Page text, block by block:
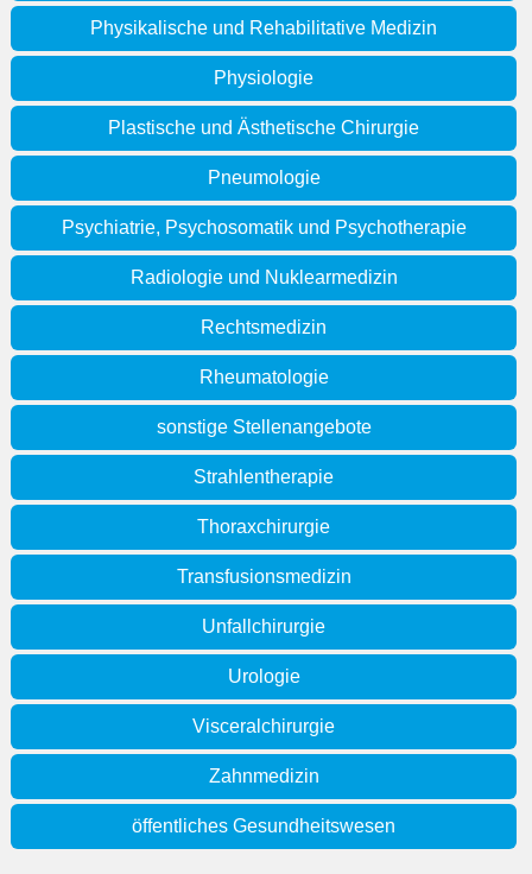
Physikalische und Rehabilitative Medizin
Physiologie
Plastische und Ästhetische Chirurgie
Pneumologie
Psychiatrie, Psychosomatik und Psychotherapie
Radiologie und Nuklearmedizin
Rechtsmedizin
Rheumatologie
sonstige Stellenangebote
Strahlentherapie
Thoraxchirurgie
Transfusionsmedizin
Unfallchirurgie
Urologie
Visceralchirurgie
Zahnmedizin
öffentliches Gesundheitswesen